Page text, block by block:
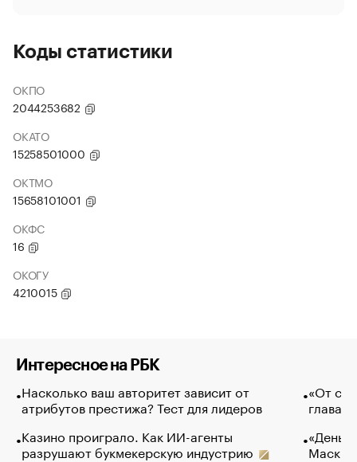
Коды статистики
ОКПО
2044253682
ОКАТО
15258501000
ОКТМО
15658101001
ОКФС
16
ОКОГУ
4210015
Интересное на РБК
Насколько ваш авторитет зависит от
атрибутов престижа? Тест для лидеров
Казино проиграло. Как ИИ-агенты
разрушают букмекерскую индустрию
«От
глава
Маск в